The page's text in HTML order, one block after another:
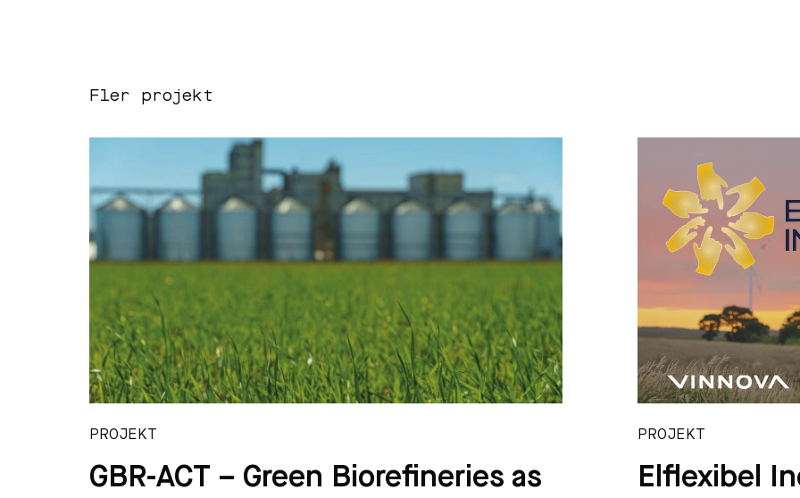
Fler projekt
PROJEKT
GBR-ACT – Green Biorefineries as
PROJEKT
Elflexibel